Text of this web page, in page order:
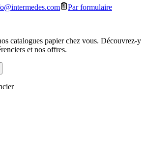
Par formulaire
catalogues papier chez vous. Découvrez-y
et nos offres.